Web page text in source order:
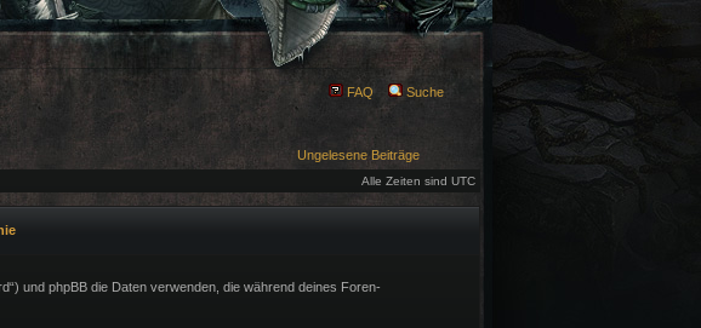
FAQ Suche
Ungelesene Beiträge
Alle Zeiten sind UTC
und phpBB die Daten verwenden, die während deines Foren-